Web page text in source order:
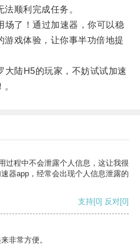
顺利完成任务。
了！通过加速器，你可以稳
游戏体验，让你事半功倍地提
陆H5的玩家，不妨试试加速
过程中不会泄露个人信息，这让我很
器app，经常会出现个人信息泄露的
支持[0] 反对[0]
非常方便。